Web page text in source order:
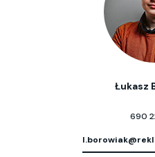
Łukasz
690